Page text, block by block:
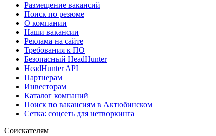
Размещение вакансий
Поиск по резюме
О компании
Наши вакансии
Реклама на сайте
Требования к ПО
Безопасный HeadHunter
HeadHunter API
Партнерам
Инвесторам
Каталог компаний
Поиск по вакансиям в Актюбинском
Сетка: соцсеть для нетворкинга
Соискателям